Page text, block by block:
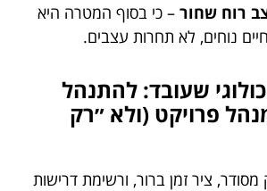
רוח שחור – כי בסוף המטרה היא
נוחים, לא תחרות עצבים.
שעובד: להתנהל
פרויקט (ולא ״רק
ציר זמן ברור, ורשימת דרישות